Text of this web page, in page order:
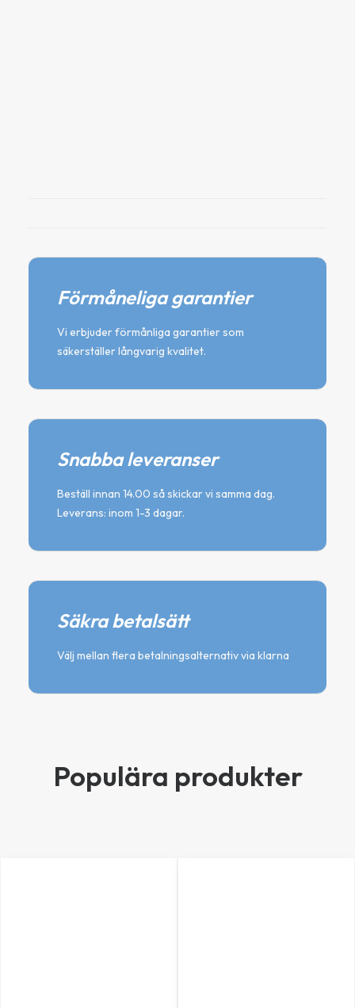
Förmåneliga garantier
Vi erbjuder förmånliga garantier som
säkerställer långvarig kvalitet.
Snabba leveranser
Beställ innan 14.00 så skickar vi samma dag.
Leverans: inom 1-3 dagar.
Säkra betalsätt
Välj mellan flera betalningsalternativ via klarna
Populära produkter